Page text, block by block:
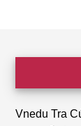
Vnedu Tra